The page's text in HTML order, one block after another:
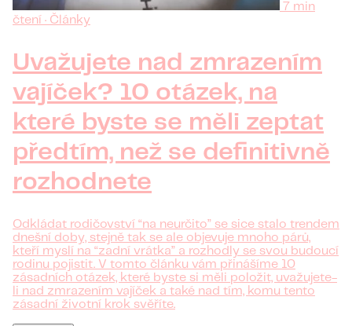
7 min
čtení · Články
Uvažujete nad zmrazením
vajíček? 10 otázek, na
které byste se měli zeptat
předtím, než se definitivně
rozhodnete
Odkládat rodičovství “na neurčito” se sice stalo trendem
dnešní doby, stejně tak se ale objevuje mnoho párů,
kteří myslí na “zadní vrátka” a rozhodly se svou budoucí
rodinu pojistit. V tomto článku vám přinášíme 10
zásadních otázek, které byste si měli položit, uvažujete-
li nad zmrazením vajíček a také nad tím, komu tento
zásadní životní krok svěříte.